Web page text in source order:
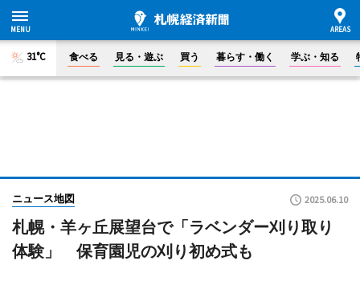
31°C 食べる 見る・遊ぶ 買う 暮らす・働く 学ぶ・知る
ニュース地図 2025.06.10
札幌・羊ヶ丘展望台で「ラベンダー刈り取り
体験」 保育園児の刈り初め式も